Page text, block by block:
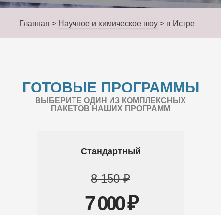
Главная > Научное и химическое шоу > в Истре
ГОТОВЫЕ ПРОГРАММЫ
ВЫБЕРИТЕ ОДИН ИЗ КОМПЛЕКСНЫХ
ПАКЕТОВ НАШИХ ПРОГРАММ
Стандартный
8 150 ₽
7 000 ₽